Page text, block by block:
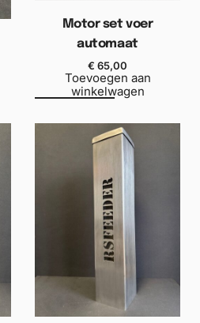
Motor set voer
automaat
€ 65,00
Toevoegen aan
winkelwagen